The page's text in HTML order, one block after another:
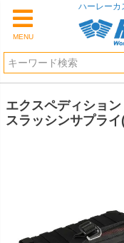
MENU
ハーレーカ
エクスペディショ
スラッシンサプラ